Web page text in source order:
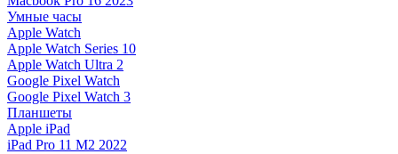
Умные часы
Apple Watch
Apple Watch Series 10
Apple Watch Ultra 2
Google Pixel Watch
Google Pixel Watch 3
Планшеты
Apple iPad
iPad Pro 11 M2 2022